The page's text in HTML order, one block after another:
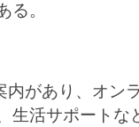
る。
内があり、オン
生活サポートな